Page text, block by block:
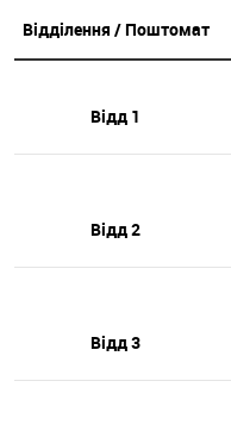
Відділення / Поштомат
Відд 1
Відд 2
Відд 3